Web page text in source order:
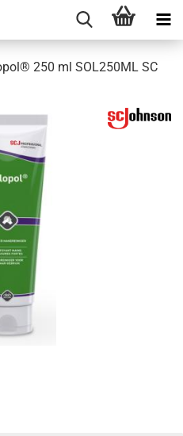
250 ml SOL250ML SC